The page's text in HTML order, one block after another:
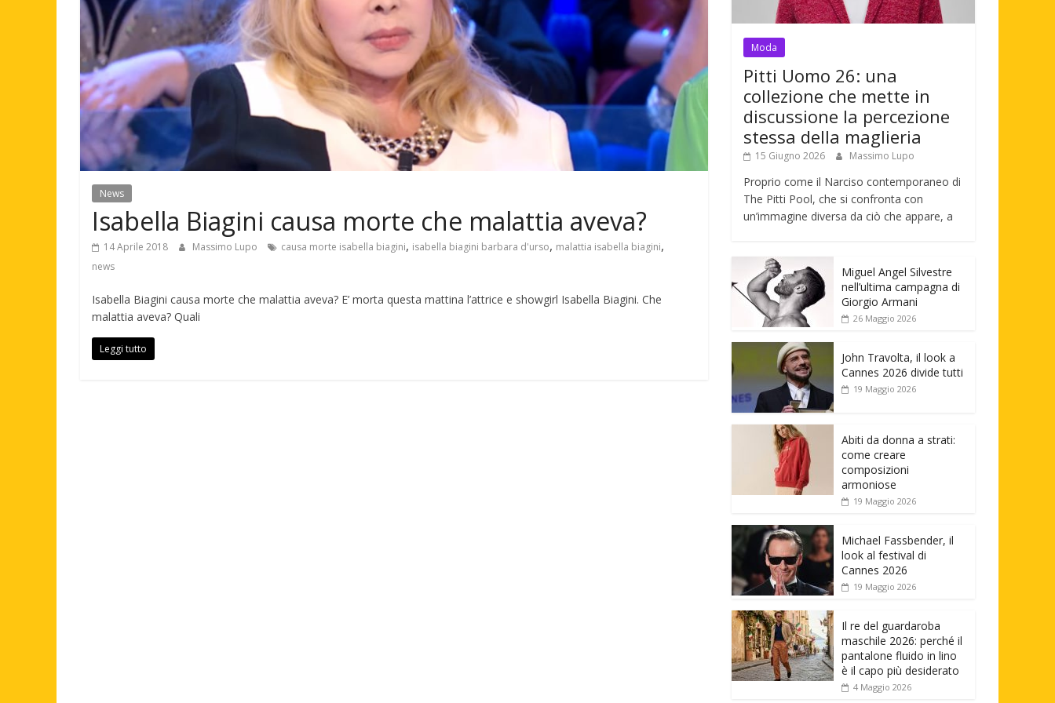
News
Isabella Biagini causa morte che malattia aveva?
14 Aprile 2018 Massimo Lupo causa morte isabella biagini, isabella biagini barbara d'urso, malattia isabella biagini,
news
Isabella Biagini causa morte che malattia aveva? E’ morta questa mattina l’attrice e showgirl Isabella Biagini. Che
malattia aveva? Quali
Leggi tutto
Moda
Pitti Uomo 26: una
collezione che mette in
discussione la percezione
stessa della maglieria
15 Giugno 2026 Massimo Lupo
Proprio come il Narciso contemporaneo di
The Pitti Pool, che si confronta con
un’immagine diversa da ciò che appare, a
Miguel Angel Silvestre
nell’ultima campagna di
Giorgio Armani
26 Maggio 2026
John Travolta, il look a
Cannes 2026 divide tutti
19 Maggio 2026
Abiti da donna a strati:
come creare
composizioni
armoniose
19 Maggio 2026
Michael Fassbender, il
look al festival di
Cannes 2026
19 Maggio 2026
Il re del guardaroba
maschile 2026: perché il
pantalone fluido in lino
è il capo più desiderato
4 Maggio 2026